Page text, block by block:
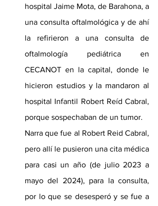
hospital Jaime Mota, de Barahona, a
una consulta oftalmológica y de ahí
la refirieron a una consulta de
oftalmología pediátrica en
CECANOT en la capital, donde le
hicieron estudios y la mandaron al
hospital Infantil Robert Reíd Cabral,
porque sospechaban de un tumor.
Narra que fue al Robert Reid Cabral,
pero allí le pusieron una cita médica
para casi un año (de julio 2023 a
mayo del 2024), para la consulta,
por lo que se desesperó y se fue a